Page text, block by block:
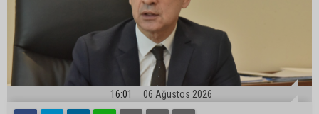
16:01 06 Ağustos 2026